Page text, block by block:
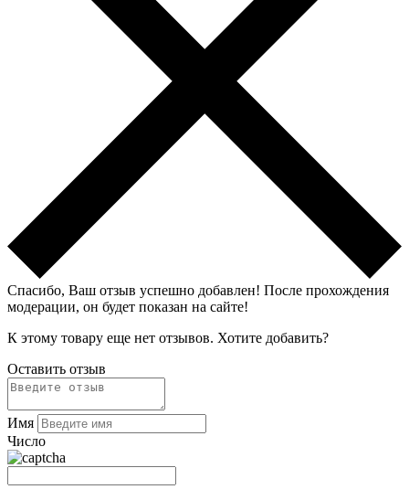
Спасибо, Ваш отзыв успешно добавлен! После прохождения
модерации, он будет показан на сайте!
К этому товару еще нет отзывов. Хотите добавить?
Оставить отзыв
Имя
Число